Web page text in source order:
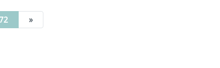
(current)
»